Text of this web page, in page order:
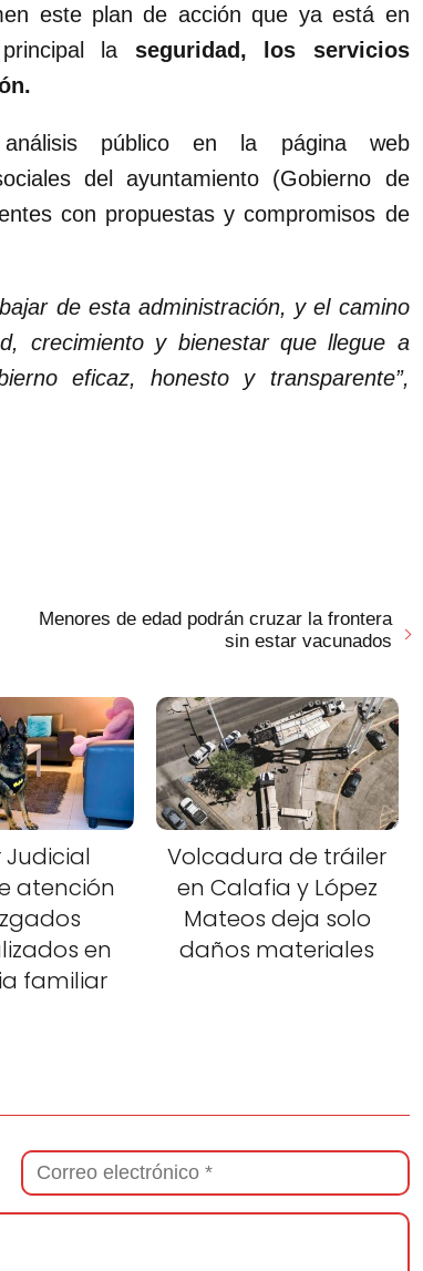
este plan de acción que ya está en
la seguridad, los servicios
público en la página web
del ayuntamiento (Gobierno de
con propuestas y compromisos de
de esta administración, y el camino
crecimiento y bienestar que llegue a
eficaz, honesto y transparente”,
Menores de edad podrán cruzar la frontera
sin estar vacunados
Judicial
atención
en
familiar
Volcadura de tráiler
en Calafia y López
Mateos deja solo
daños materiales